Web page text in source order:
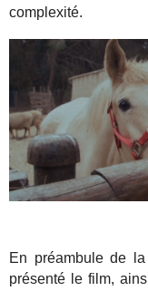
complexité.
En préambule de
présenté le film,